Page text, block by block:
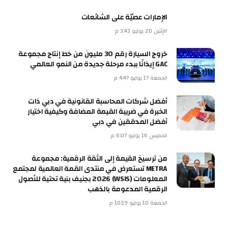
الإمارات عصيّة على الشائعات
الإثنين 20 يوليو 3:43 م
خروج السيارة رقم 30 مليون من خط إنتاج مجموعة
GAC إيذانًا ببدء مرحلة جديدة من النمو العالمي
الجمعة 17 يوليو 4:47 م
أفضل شركات المحاسبة القانونية في دبي ذات
الخبرة في ضريبة القيمة المضافة وكيفية اختيار
أفضل المدققين في دبي
الخميس 16 يوليو 6:07 م
من ترسيخ القيمة إلى الثقة الرقمية: مجموعة
METRA تستعرض في منتدى القمة العالمية لمجتمع
المعلومات (WSIS) 2026 بجنيف بنية تحتية للأصول
الرقمية المدعومة بالذهب
الجمعة 10 يوليو 10:19 م